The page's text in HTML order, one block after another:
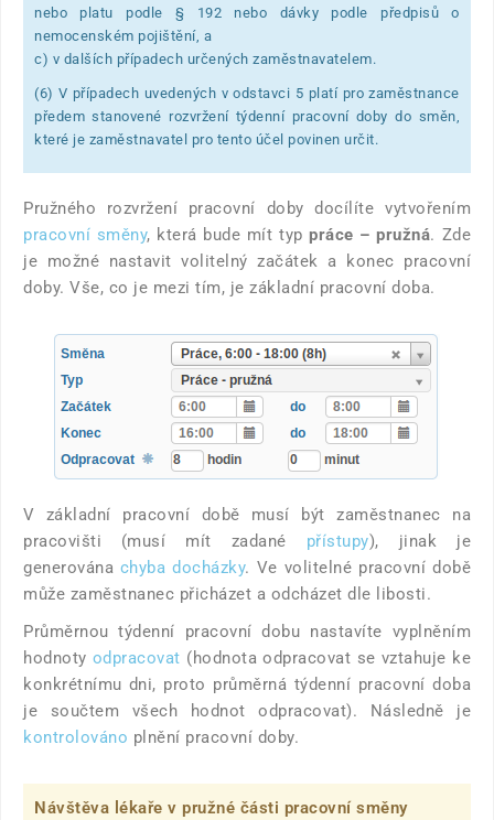
nebo platu podle § 192 nebo dávky podle předpisů o
nemocenském pojištění, a
c) v dalších případech určených zaměstnavatelem.
(6) V případech uvedených v odstavci 5 platí pro zaměstnance
předem stanovené rozvržení týdenní pracovní doby do směn,
které je zaměstnavatel pro tento účel povinen určit.
Pružného rozvržení pracovní doby docílíte vytvořením
pracovní směny, která bude mít typpráce – pružná. Zde
je možné nastavit volitelný začátek a konec pracovní
doby. Vše, co je mezi tím, je základní pracovní doba.
V základní pracovní době musí být zaměstnanec na
pracovišti (musí mít zadané přístupy), jinak je
generována chyba docházky. Ve volitelné pracovní době
může zaměstnanec přicházet a odcházet dle libosti.
Průměrnou týdenní pracovní dobu nastavíte vyplněním
hodnoty odpracovat (hodnota odpracovat se vztahuje ke
konkrétnímu dni, proto průměrná týdenní pracovní doba
je součtem všech hodnot odpracovat). Následně je
kontrolováno plnění pracovní doby.
Návštěva lékaře v pružné části pracovní směny